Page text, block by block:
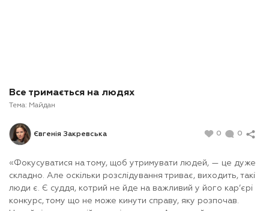
Все тримається на людях
Тема: Майдан
Євгенія Закревська 0 0
«Фокусуватися на тому, щоб утримувати людей, — це дуже
складно. Але оскільки розслідування триває, виходить, такі
люди є. Є суддя, котрий не йде на важливий у його кар’єрі
конкурс, тому що не може кинути справу, яку розпочав.